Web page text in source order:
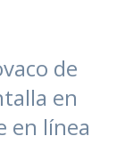
de
en
en línea